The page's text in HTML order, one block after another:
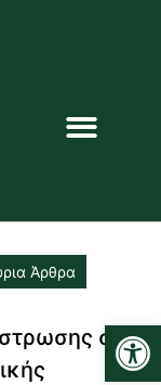
Άρθρα
στον